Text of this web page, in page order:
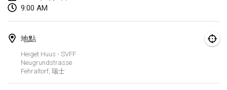
9:00 AM
地點
Heiget Huus - SVFF
Neugrundstrasse
Fehraltorf, 瑞士
Tournoi de Mölkky - Lesfous Dubâtonvaigeois
2025年1月25日
2025年2月
US Mölkky Winter